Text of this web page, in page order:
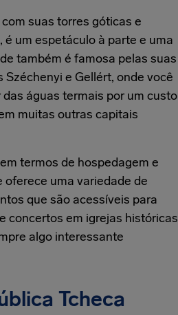
suas torres góticas e
um espetáculo à parte e uma
também é famosa pelas suas
Széchenyi e Gellért, onde você
águas termais por um custo
muitas outras capitais
termos de hospedagem e
uma variedade de
que são acessíveis para
concertos em igrejas históricas
algo interessante
Tcheca